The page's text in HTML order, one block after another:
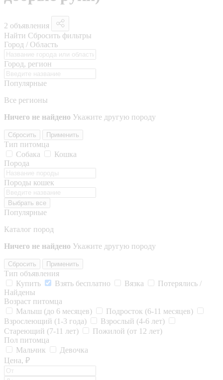
2 объявления
Найти Сбросить фильтры
Город / Область
Город, регион
Популярные
Все регионы
Ничего не найдено Укажите другую породу
Сбросить Применить
Тип питомца
Собака
Кошка
Порода
Породы кошек
Выбрать все
Популярные
Каталог пород
Ничего не найдено Укажите другую породу
Сбросить Применить
Тип объявления
Купить
Взять бесплатно Вязка
Потерялись /
Найдены
Возраст питомца
Малыш (до 6 месяцев)
Подросток (6-11 месяцев)
Взрослеющий (1-3 года)
Взрослый (4-6 лет)
Стареющий (7-11 лет)
Пожилой (от 12 лет)
Пол питомца
Мальчик
Девочка
Цена, ₽